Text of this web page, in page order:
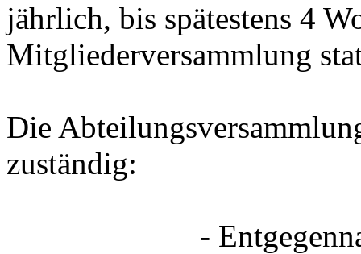
jährlich, bis spätestens 4
Mitgliederversammlung
Die
zuständig:
- Entgegennahme